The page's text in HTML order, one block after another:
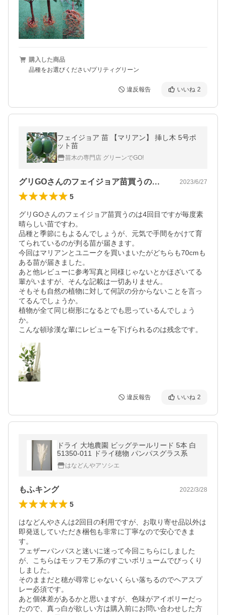
購入した商品
品種をお選びください/プリティグリーン
違反報告 いいね 2
フェイジョア 苗 【マリアン】 挿し木 5号ポ
ット苗
苗木の専門店 グリーンでGO!
グリGOさんのフェイジョア苗買うのは4… 2023/6/27
5
グリGOさんのフェイジョア苗買うのは4回目ですが毎度素
晴らしい苗ですわ。
品種と季節にもよるんでしょうが、元気で手間をかけて育
てられているのが判る苗が届きます。
今回はマリアンとユニークを買いまいたがどちらも70cmも
ある苗が届きました。
あと他レビューに参考写真と同様じゃないとかほざいてる
輩がいますが、そんな記載は一切ありません。
そもそも自然の植物に対して何訳の分からないことを言っ
てるんでしょうか。
植物が全て同じ樹形になるとでも思っているんでしょう
か。
こんな頓珍漢な輩にレビューを下げられるのは残念です。
違反報告 いいね 2
ドライ 大地農園 ビッグテールリード 5本 白
51350-011 ドライ穂物 パンパスグラス系
はなどんやアソシエ
もふキング 2022/3/28
5
はなどんやさんは2回目の利用ですが、お取り寄せ品以外は
即発送していただき梱包も非常に丁寧なので安心できま
す。
フェザーパンパスと迷いに迷って今回こちらにしました
が、こちらはモッフモフ系のすごいボリュームでびっくり
しました。
そのままだと穂が尋常じゃないくらい落ちるのでヘアスプ
レー必須です。
あと個体差があるかと思いますが、色味がアイボリーだっ
たので、真っ白が欲しい方は購入前にお問い合わせした方